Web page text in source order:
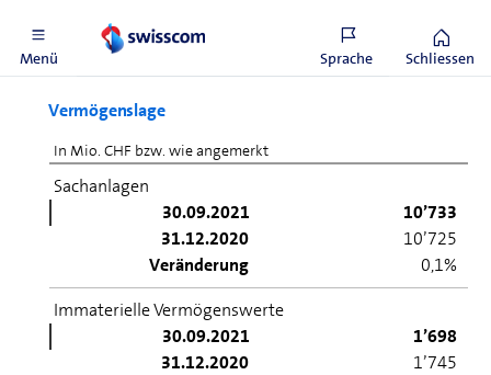
Menü Sprache Schliessen
1’140 Mio. entspricht.
Vermögenslage
In Mio. CHF bzw. wie angemerkt
Sachanlagen
30.09.2021
10’733
31.12.2020
10’725
Veränderung
0,1%
Immaterielle Vermögenswerte
30.09.2021
1’698
31.12.2020
1’745